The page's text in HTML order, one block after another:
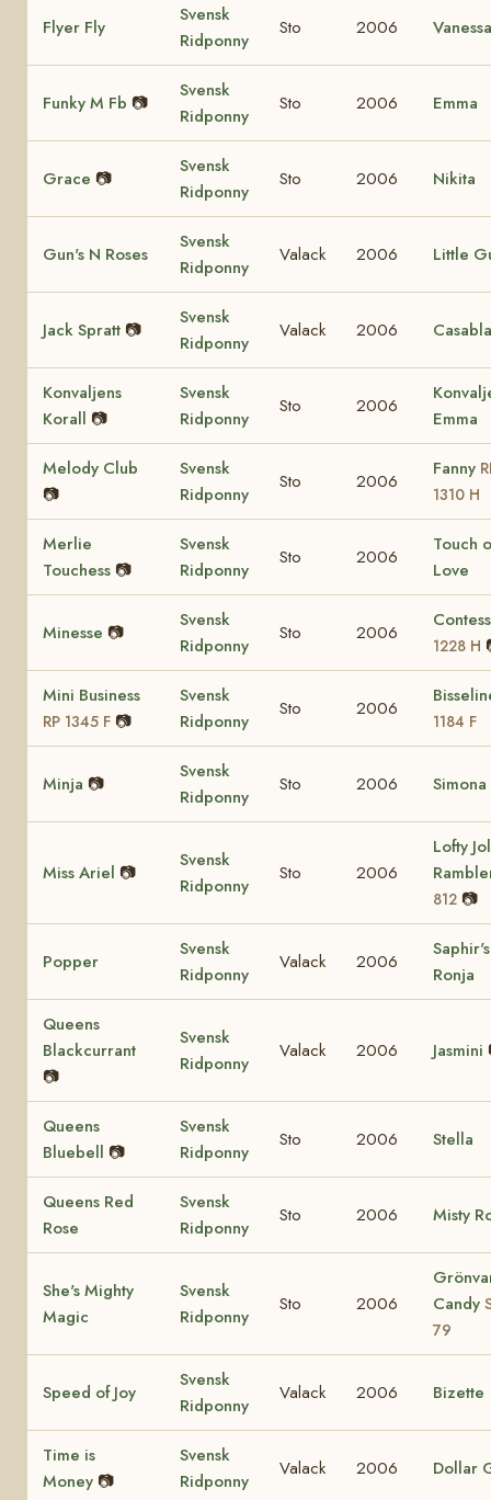
Flyer Fly
Svensk
Ridponny
Sto 2006 Vanessa
Funky M Fb 📷
Svensk
Ridponny
Sto 2006 Emma
Grace 📷
Svensk
Ridponny
Sto 2006 Nikita
Gun's N Roses
Svensk
Ridponny
Valack 2006 Little
Jack Spratt 📷
Svensk
Ridponny
Valack 2006
Konvaljens
Korall 📷
Svensk
Ridponny
Sto 2006
Emma
Melody Club
📷
Svensk
Ridponny
Sto 2006
Fanny
1310 H
Merlie
Touchess 📷
Svensk
Ridponny
Sto 2006
Touch
Love
Minesse 📷
Svensk
Ridponny
Sto 2006
1228 H
Mini Business
RP 1345 F 📷
Svensk
Ridponny
Sto 2006
1184 F
Minja 📷
Svensk
Ridponny
Sto 2006 Simona
Miss Ariel 📷
Svensk
Ridponny
Sto 2006
Lofty
812 📷
Popper
Svensk
Ridponny
Valack 2006
Saphir's
Ronja
Queens
Blackcurrant
📷
Svensk
Ridponny
Valack 2006 Jasmini
Queens
Bluebell 📷
Svensk
Ridponny
Sto 2006 Stella
Queens Red
Rose
Svensk
Ridponny
Sto 2006 Misty
She's Mighty
Magic
Svensk
Ridponny
Sto 2006
Candy
79
Speed of Joy
Svensk
Ridponny
Valack 2006 Bizette
Time is
Money 📷
Svensk
Ridponny
Valack 2006 Dollar